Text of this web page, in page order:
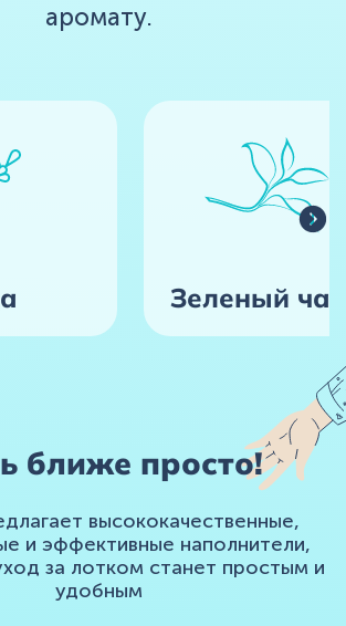
аромату.
Зеленый чай
ближе просто!
высококачественные,
и эффективные наполнители,
за лотком станет простым и
удобным